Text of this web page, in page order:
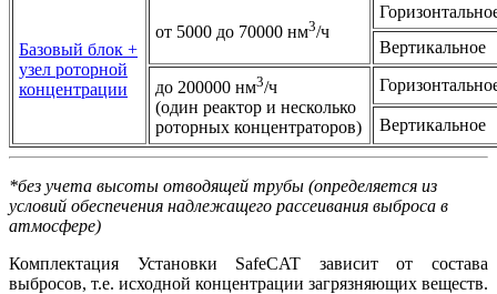
Базовый блок +
узел роторной
концентрации
от 5000 до 70000 нм3/ч
Вертикальное
до 200000 нм3/ч
(один реактор и несколько
роторных концентраторов)
Вертикальное
*без учета высоты отводящей трубы (определяется из
условий обеспечения надлежащего рассеивания выброса в
атмосфере)
Комплектация Установки SafeCAT зависит от состава
выбросов, т.е. исходной концентрации загрязняющих веществ.